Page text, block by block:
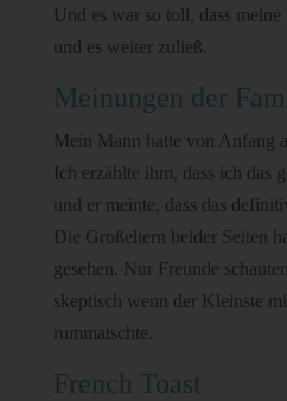
Und es war so toll, dass
und es weiter zuließ.
Meinungen der
Mein Mann hatte von Anfang
Ich erzählte ihm, dass ich das
und er meinte, dass das
Die Großeltern beider Seiten
gesehen. Nur Freunde
skeptisch wenn der Kleinste
rummatschte.
French Toast